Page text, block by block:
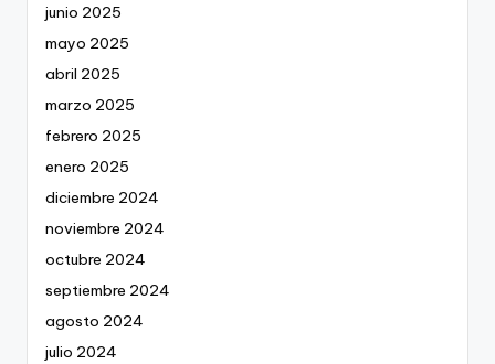
junio 2025
mayo 2025
abril 2025
marzo 2025
febrero 2025
enero 2025
diciembre 2024
noviembre 2024
octubre 2024
septiembre 2024
agosto 2024
julio 2024